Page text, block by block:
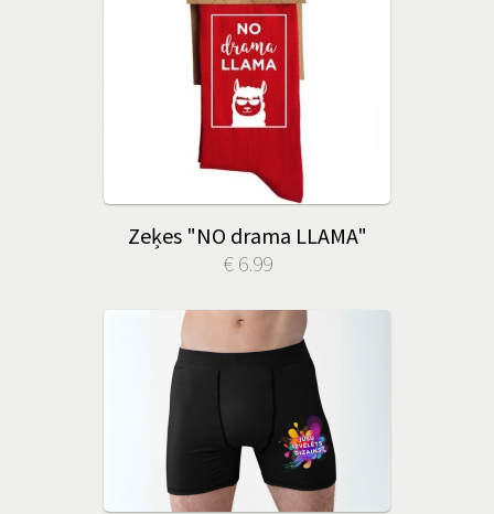
Zeķes "NO drama LLAMA"
€ 6.99